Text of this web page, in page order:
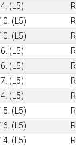
4. (L5)
(L5)
(L5)
6. (L5)
6. (L5)
7. (L5)
4. (L5)
(L5)
(L5)
(L5)